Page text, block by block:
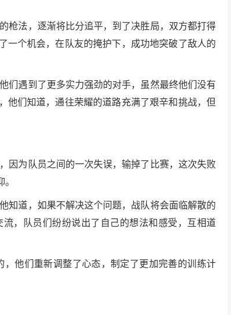
枪法，逐渐将比分追平，到了决胜局，双方都打得
一个机会，在队友的掩护下，成功地突破了敌人的
们遇到了更多实力强劲的对手，虽然最终他们没有
他们知道，通往荣耀的道路充满了艰辛和挑战，但
因为队员之间的一次失误，输掉了比赛，这次失败
知道，如果不解决这个问题，战队将会面临解散的
，队员们纷纷说出了自己的想法和感受，互相道
他们重新调整了心态，制定了更加完善的训练计